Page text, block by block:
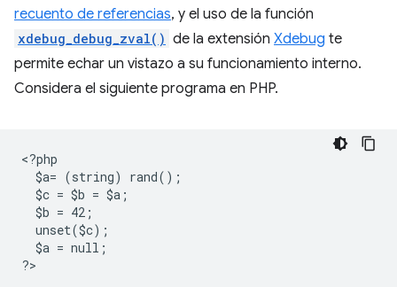
recuento de referencias, y el uso de la función
xdebug_debug_zval() de la extensión Xdebug te
permite echar un vistazo a su funcionamiento interno.
Considera el siguiente programa en PHP.
<?php
  $a= (string) rand();
  $c = $b = $a;
  $b = 42;
  unset($c);
  $a = null;
?